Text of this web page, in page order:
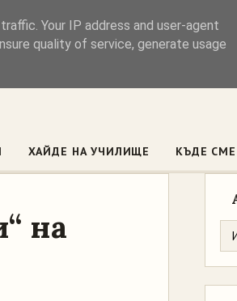
ХАЙДЕ НА УЧИЛИЩЕ КЪДЕ СМЕ
на
Your IP address and user-agent
quality of service, generate usage